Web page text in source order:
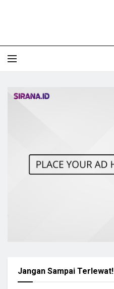
Jangan Sampai Terlewat!